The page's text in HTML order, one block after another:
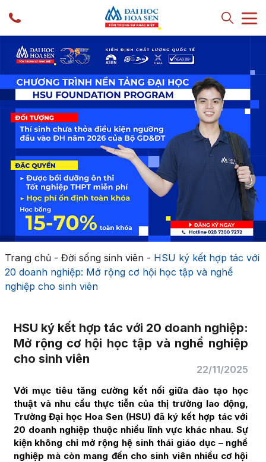
Trang chủ- Đời sống sinh viên- HSU ký kết hợp tác với
20 doanh nghiệp: Mở rộng cơ hội học tập và nghề
nghiệp cho sinh viên
HSU ký kết hợp tác với 20 doanh nghiệp:
Mở rộng cơ hội học tập và nghề nghiệp
cho sinh viên
22/11/2025
Với mục tiêu tăng cường kết nối giữa đào tạo học
thuật và nhu cầu thực tiễn của thị trường lao động,
Trường Đại học Hoa Sen (HSU) đã ký kết hợp tác với
20 doanh nghiệp thuộc nhiều lĩnh vực khác nhau. Sự
kiện không chỉ mở rộng hệ sinh thái giáo dục – nghề
nghiệp mà còn mang đến cho sinh viên nhiều cơ hội